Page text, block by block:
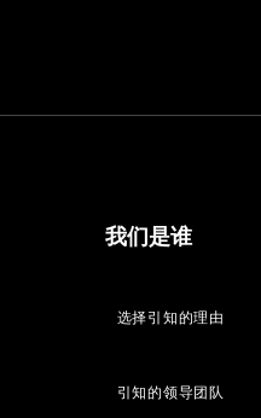
我们是谁
选择引知的理由
引知的领导团队